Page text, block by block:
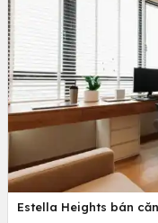
Estella Heights bán